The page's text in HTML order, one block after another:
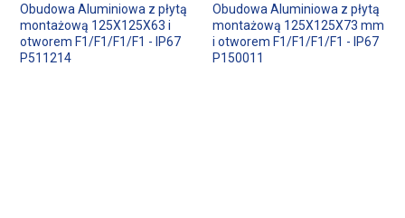
Obudowa Aluminiowa z płytą
montażową 125X125X63 i
otworem F1/F1/F1/F1 - IP67
P511214
Obudowa Aluminiowa z płytą
montażową 125X125X73 mm
i otworem F1/F1/F1/F1 - IP67
P150011